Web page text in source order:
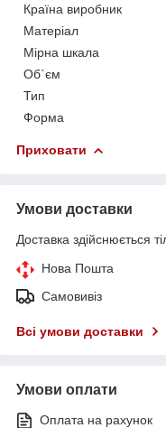
Країна виробник
Матеріал
Мірна шкала
Об`єм
Тип
Форма
Приховати
Умови доставки
Доставка здійснюється
Нова Пошта
Самовивіз
Всі умови доставки
Умови оплати
Оплата на рахунок